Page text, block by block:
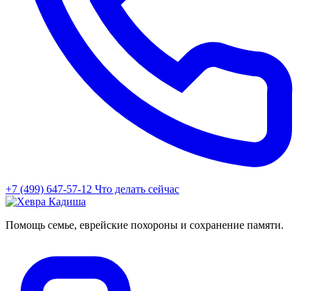
+7 (499) 647-57-12 Что делать сейчас
Помощь семье, еврейские похороны и сохранение памяти.